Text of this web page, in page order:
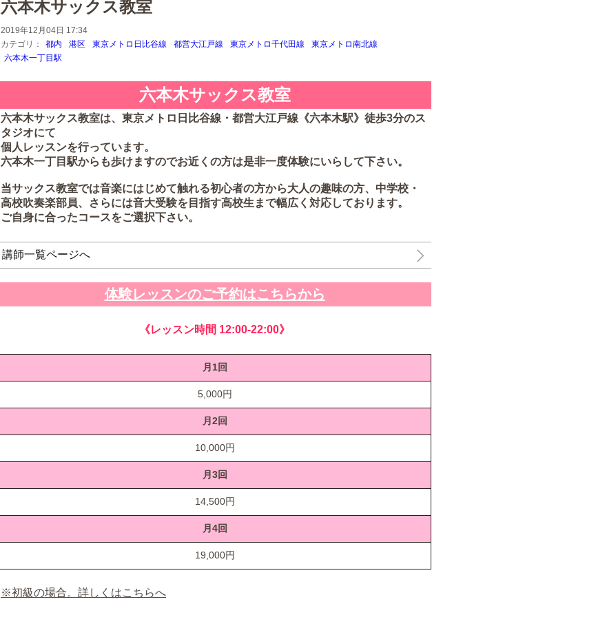
六本木サックス教室
2019年12月04日 17:34
カテゴリ：
都内 港区 東京メトロ日比谷線 都営大江戸線 東京メトロ千代田線
東京メトロ南北線
六本木一丁目駅
六本木サックス教室
六本木サックス教室は、東京メトロ日比谷線・都営大江戸線《六本木駅》徒歩3分のス
タジオにて
個人レッスンを行っています。
六本木一丁目駅からも歩けますのでお近くの方は是非一度体験にいらして下さい。
当サックス教室では音楽にはじめて触れる初心者の方から大人の趣味の方、中学校・
高校吹奏楽部員、さらには音大受験を目指す高校生まで幅広く対応しております。
ご自身に合ったコースをご選択下さい。
講師一覧ページへ
体験レッスンのご予約はこちらから
《レッスン時間 12:00-22:00》
月1回
5,000円
月2回
10,000円
月3回
14,500円
月4回
19,000円
※初級の場合。詳しくはこちらへ